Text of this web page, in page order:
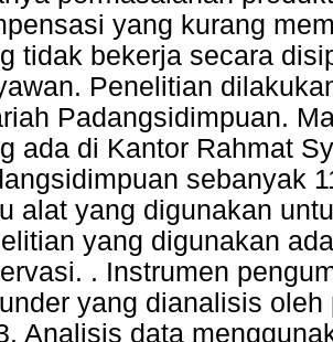
yang kurang
tidak bekerja secara
Penelitian
Padangsidimpuan.
ada di Kantor Rahmat
sebanyak
alat yang digunakan
yang digunakan
. Instrumen
yang dianalisis
Analisis data